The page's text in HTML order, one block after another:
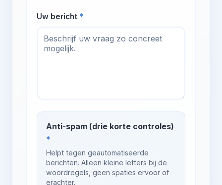
Uw bericht *
Anti-spam (drie korte controles)
*
Helpt tegen geautomatiseerde
berichten. Alleen kleine letters bij de
woordregels, geen spaties ervoor of
erachter.